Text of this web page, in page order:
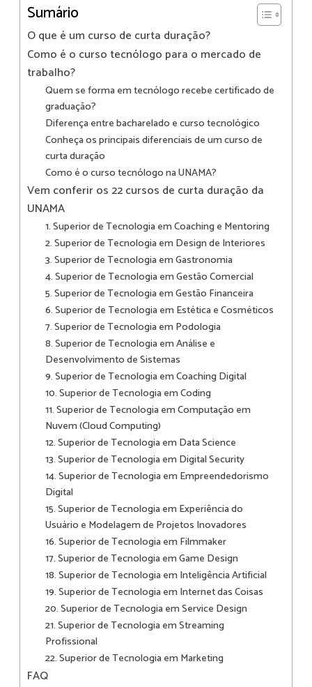
Sumário
O que é um curso de curta duração?
Como é o curso tecnólogo para o mercado de
trabalho?
Quem se forma em tecnólogo recebe certificado de
graduação?
Diferença entre bacharelado e curso tecnológico
Conheça os principais diferenciais de um curso de
curta duração
Como é o curso tecnólogo na UNAMA?
Vem conferir os 22 cursos de curta duração da
UNAMA
1. Superior de Tecnologia em Coaching e Mentoring
2. Superior de Tecnologia em Design de Interiores
3. Superior de Tecnologia em Gastronomia
4. Superior de Tecnologia em Gestão Comercial
5. Superior de Tecnologia em Gestão Financeira
6. Superior de Tecnologia em Estética e Cosméticos
7. Superior de Tecnologia em Podologia
8. Superior de Tecnologia em Análise e
Desenvolvimento de Sistemas
9. Superior de Tecnologia em Coaching Digital
10. Superior de Tecnologia em Coding
11. Superior de Tecnologia em Computação em
Nuvem (Cloud Computing)
12. Superior de Tecnologia em Data Science
13. Superior de Tecnologia em Digital Security
14. Superior de Tecnologia em Empreendedorismo
Digital
15. Superior de Tecnologia em Experiência do
Usuário e Modelagem de Projetos Inovadores
16. Superior de Tecnologia em Filmmaker
17. Superior de Tecnologia em Game Design
18. Superior de Tecnologia em Inteligência Artificial
19. Superior de Tecnologia em Internet das Coisas
20. Superior de Tecnologia em Service Design
21. Superior de Tecnologia em Streaming
Profissional
22. Superior de Tecnologia em Marketing
FAQ